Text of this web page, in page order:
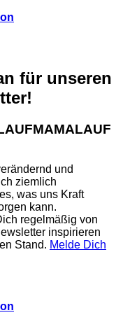
für unseren
und
ziemlich
was uns Kraft
kann.
regelmäßig von
inspirieren
Stand. Melde Dich